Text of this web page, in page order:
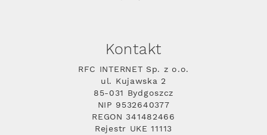
Kontakt
RFC INTERNET Sp. z o.o.
ul. Kujawska 2
85-031 Bydgoszcz
NIP 9532640377
REGON 341482466
Rejestr UKE 11113